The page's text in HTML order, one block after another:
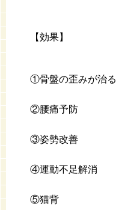
【効果】
①骨盤の歪みが治る
②腰痛予防
③姿勢改善
④運動不足解消
⑤猫背